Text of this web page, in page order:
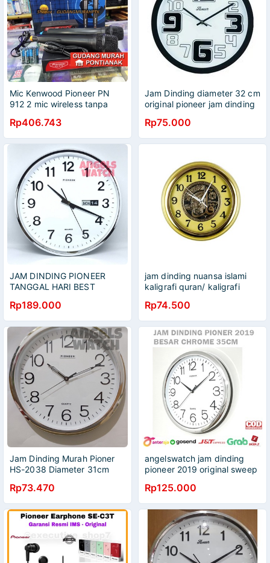
Mic Kenwood Pioneer PN
912 2 mic wireless tanpa
kabel mikropon
Rp406.743
Jam Dinding diameter 32 cm
original pioneer jam dinding
Rp75.000
JAM DINDING PIONEER
TANGGAL HARI BEST
Rp189.000
jam dinding nuansa islami
kaligrafi quran/ kaligrafi
Rp74.500
Jam Dinding Murah Pioner
HS-2038 Diameter 31cm
Rp73.470
angelswatch jam dinding
pioneer 2019 original sweep
berdetak original new
Rp125.000